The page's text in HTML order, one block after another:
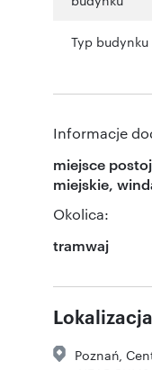
Typ budynku
Informacje
miejsce
miejskie,
Okolica:
tramwaj
Lokalizacja
Poznań